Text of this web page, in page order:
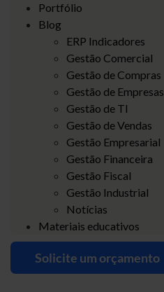
Portfólio
Blog
ERP Indicadores
Gestão Comercial
Gestão de Compras
Gestão de Empresas
Gestão de TI
Gestão de Vendas
Gestão Empresarial
Gestão Financeira
Gestão Fiscal
Gestão Industrial
Notícias
Materiais educativos
Solicite um orçamento